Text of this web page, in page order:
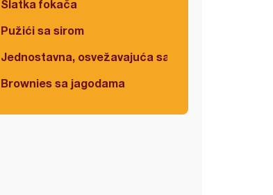
Slatka fokača
Pužići sa sirom
Jednostavna, osvežavajuća salata
Brownies sa jagodama